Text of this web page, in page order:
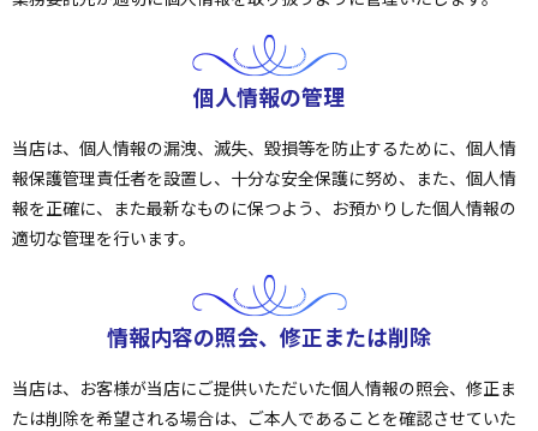
個人情報の管理
当店は、個人情報の漏洩、滅失、毀損等を防止するために、個人情
報保護管理責任者を設置し、十分な安全保護に努め、また、個人情
報を正確に、また最新なものに保つよう、お預かりした個人情報の
適切な管理を行います。
情報内容の照会、修正または削除
当店は、お客様が当店にご提供いただいた個人情報の照会、修正ま
たは削除を希望される場合は、ご本人であることを確認させていた